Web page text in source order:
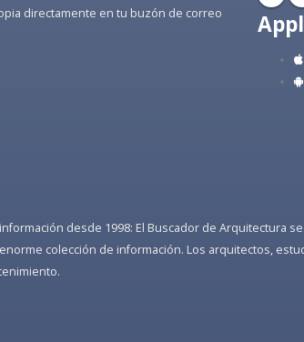
directamente en tu buzón de correo
desde 1998: El Buscador de Arquitectura
colección de información. Los arquitectos,